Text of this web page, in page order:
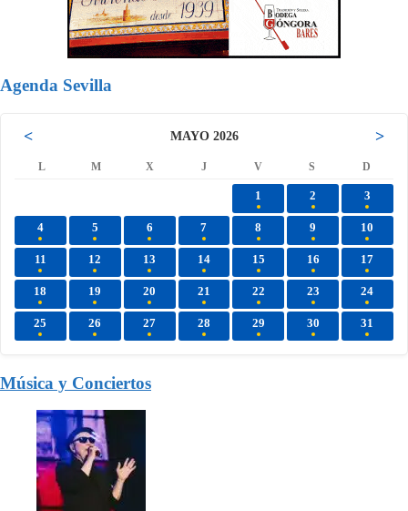
Agenda Sevilla
< MAYO 2026 >
L M X J V S D
1 2 3
4 5 6 7 8 9 10
11 12 13 14 15 16 17
18 19 20 21 22 23 24
25 26 27 28 29 30 31
Música y Conciertos